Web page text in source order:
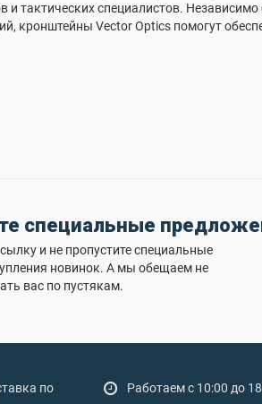
и тактических специалистов.
кронштейны Vector Optics помогут
специальные
и не пропустите специальные
новинок. А мы обещаем не
вас по пустякам.
по
Работаем с 10:00 до